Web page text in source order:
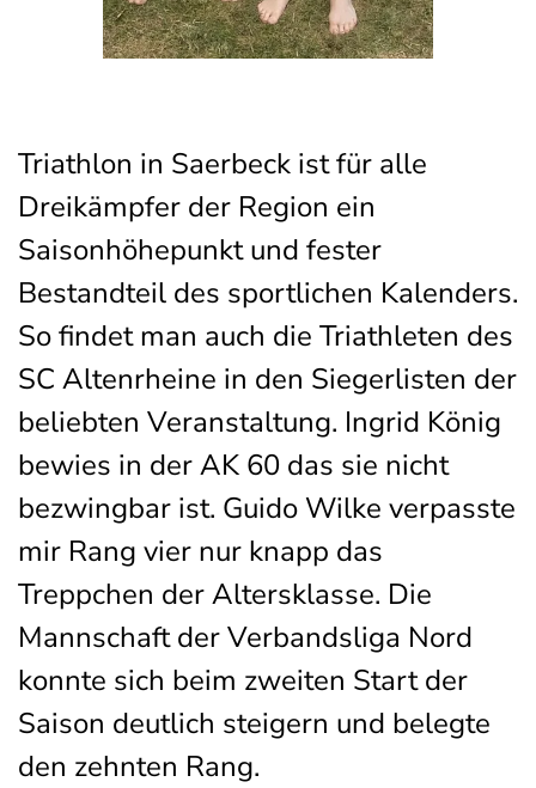
Triathlon in Saerbeck ist für alle
Dreikämpfer der Region ein
Saisonhöhepunkt und fester
Bestandteil des sportlichen Kalenders.
So findet man auch die Triathleten des
SC Altenrheine in den Siegerlisten der
beliebten Veranstaltung. Ingrid König
bewies in der AK 60 das sie nicht
bezwingbar ist. Guido Wilke verpasste
mir Rang vier nur knapp das
Treppchen der Altersklasse. Die
Mannschaft der Verbandsliga Nord
konnte sich beim zweiten Start der
Saison deutlich steigern und belegte
den zehnten Rang.